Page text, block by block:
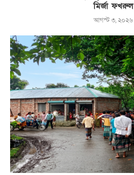
মির্জা ফখরুল
আগস্ট ৩, ২০২৬